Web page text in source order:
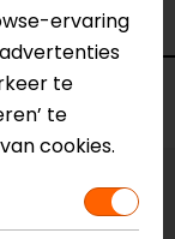
op voorraad
ervaring
te
te
cookies.